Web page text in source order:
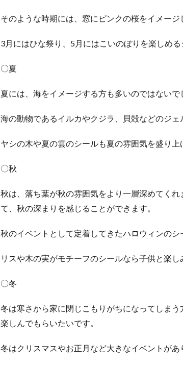
そのような時期には、窓にピンクの桜をイメージ
3月にはひな祭り、5月にはこいのぼりを楽しめる
〇夏
夏には、海をイメージする方も多いのではないで
海の動物であるイルカやクジラ、貝殻などのジェ
ヤシの木や夏の雲のシールも夏の雰囲気を盛り上
〇秋
秋は、落ち葉が秋の雰囲気をより一層深めてく
て、秋の深まりを感じることができます。
秋のイベントとして定着してきたハロウィンのシ
リスや木の実がモチーフのシールなら子供と楽し
〇冬
冬は寒さから家に閉じこもりがちになってしま
楽しんでもらいたいです。
冬はクリスマスやお正月など大きなイベントがあ